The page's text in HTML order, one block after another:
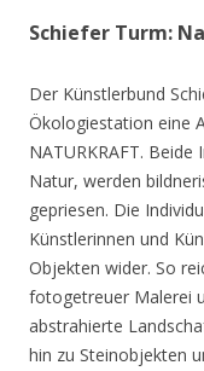
Schiefer Turm:
Der Künstlerbund
Ökologiestation eine
NATURKRAFT.
Natur, werden
gepriesen. Die
Künstlerinnen und
Objekten wider. So
fotogetreuer Malerei
abstrahierte
hin zu Steinobjekten